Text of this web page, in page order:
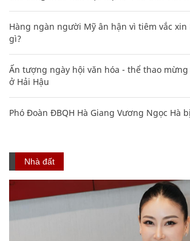
Hàng ngàn người Mỹ ân hận vì tiêm vắc xin
gì?
Ấn tượng ngày hội văn hóa - thể thao
ở Hải Hậu
Phó Đoàn ĐBQH Hà Giang Vương Ngọc Hà
Nhà đất